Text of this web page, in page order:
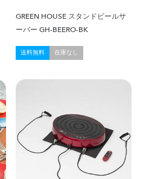
GREEN HOUSE スタンドビールサ
ーバー GH-BEERO-BK
送料無料 在庫なし